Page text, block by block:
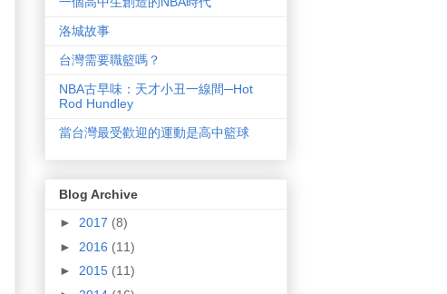
洛城故事
台灣需要職籃嗎？
NBA古早味：天才小丑一線間─Hot
Rod Hundley
當台灣最受歡迎的運動是高中籃球
Blog Archive
► 2017 (8)
► 2016 (11)
► 2015 (11)